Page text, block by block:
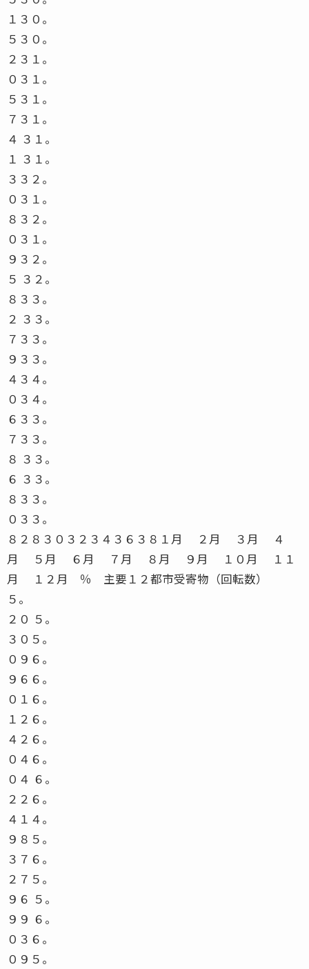
１３０。
５３０。
２３１。
０３１。
５３１。
７３１。
４ ３１。
１ ３１。
３３２。
０３１。
８３２。
０３１。
９３２。
５ ３２。
８３３。
２ ３３。
７３３。
９３３。
４３４。
０３４。
６３３。
７３３。
８ ３３。
６ ３３。
８３３。
０３３。
８２８３０３２３４３６３８１月 ２月 ３月 ４
月 ５月 ６月 ７月 ８月 ９月 １０月 １１
月 １２月 ％ 主要１２都市受寄物（回転数）
５。
２０ ５。
３０５。
０９６。
９６６。
０１６。
１２６。
４２６。
０４６。
０４ ６。
２２６。
４１４。
９８５。
３７６。
２７５。
９６ ５。
９９ ６。
０３６。
０９５。